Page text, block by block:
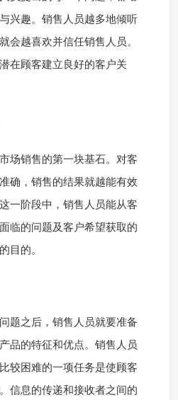
兴趣。销售人员越多地倾听
会越喜欢并信任销售人员。
在顾客建立良好的客户关
场销售的第一块基石。对客
确，销售的结果就越能有效
一阶段中，销售人员能从客
临的问题及客户希望获取的
目的。
题之后，销售人员就要准备
品的特征和优点。销售人员
较困难的一项任务是使顾客
信息的传递和接收者之间的